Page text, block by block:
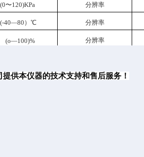
(0〜120)KPa 分辨率
(-40—80 ） ℃ 分辨率
(o—100)% 分辨率
提供本仪器的技术支持和售后服务！